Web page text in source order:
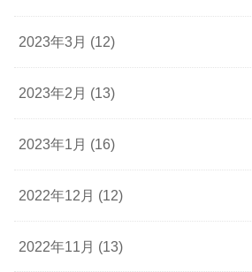
2023年3月 (12)
2023年2月 (13)
2023年1月 (16)
2022年12月 (12)
2022年11月 (13)